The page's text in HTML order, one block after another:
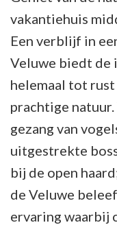
vakantiehuis
Een verblijf in
Veluwe biedt de
helemaal tot
prachtige
gezang van
uitgestrekte
bij de open
de Veluwe
ervaring waarbij